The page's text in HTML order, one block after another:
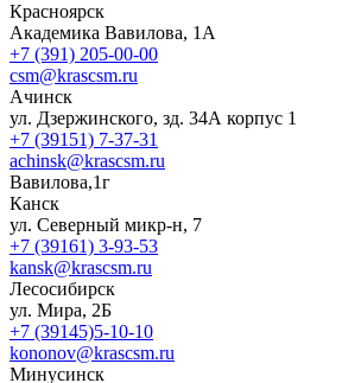
Красноярск
Академика Вавилова, 1А
+7 (391) 205-00-00
csm@krascsm.ru
Ачинск
ул. Дзержинского, зд. 34А корпус 1
+7 (39151) 7-37-31
achinsk@krascsm.ru
Вавилова,1г
Канск
ул. Северный микр-н, 7
+7 (39161) 3-93-53
kansk@krascsm.ru
Лесосибирск
ул. Мира, 2Б
+7 (39145)5-10-10
kononov@krascsm.ru
Минусинск